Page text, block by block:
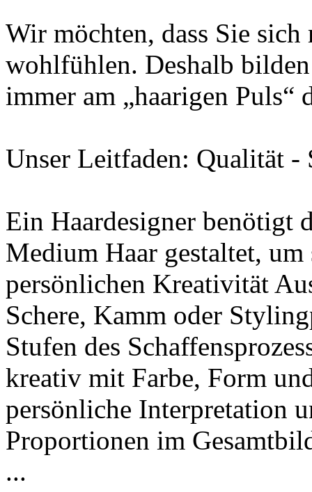
Wir möchten, dass Sie
wohlfühlen. Deshalb
immer am „haarigen Puls“
Unser Leitfaden: Qualität -
Ein Haardesigner benötigt
Medium Haar gestaltet,
persönlichen Kreativität
Schere, Kamm oder
Stufen des
kreativ mit Farbe, Form
persönliche Interpretation
Proportionen im
...